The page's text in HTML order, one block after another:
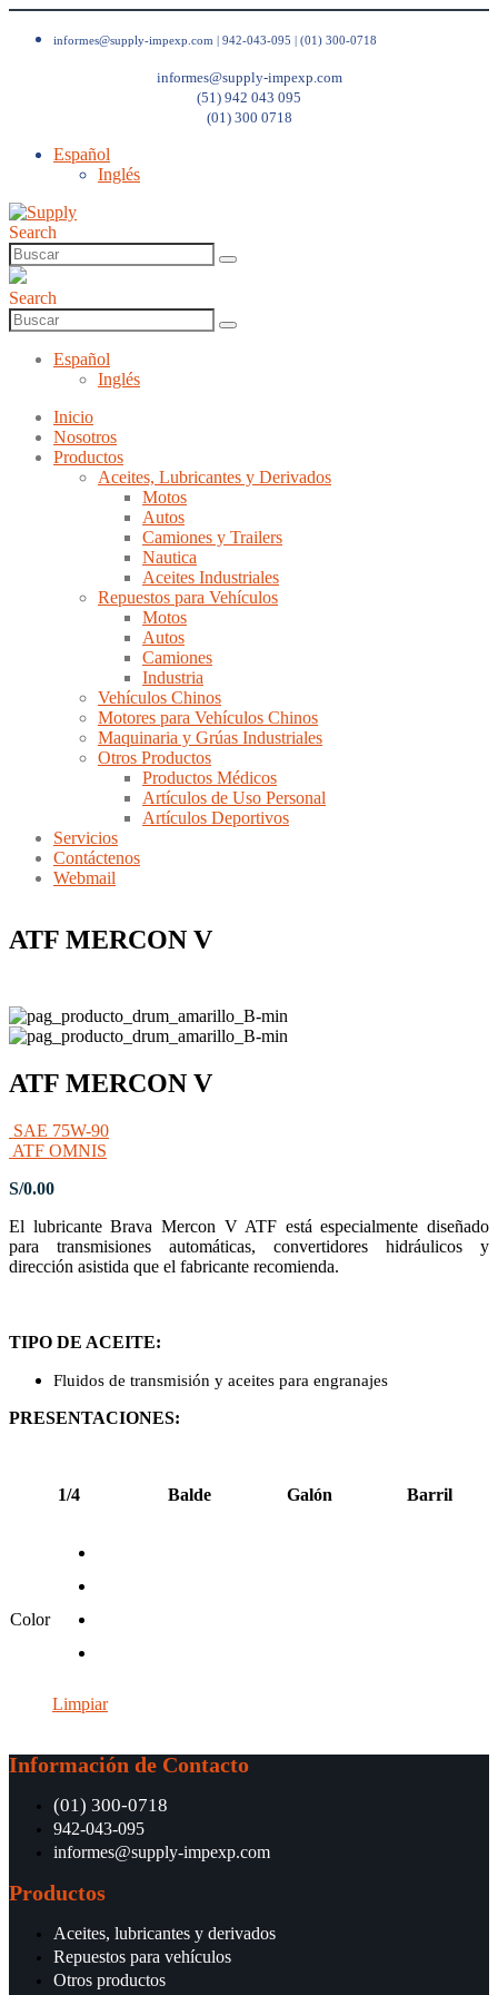
informes@supply-impexp.com | 942-043-095 | (01) 300-0718
informes@supply-impexp.com
(51) 942 043 095
(01) 300 0718
Español
Inglés
Search
Search
Español
Inglés
Inicio
Nosotros
Productos
Aceites, Lubricantes y Derivados
Motos
Autos
Camiones y Trailers
Nautica
Aceites Industriales
Repuestos para Vehículos
Motos
Autos
Camiones
Industria
Vehículos Chinos
Motores para Vehículos Chinos
Maquinaria y Grúas Industriales
Otros Productos
Productos Médicos
Artículos de Uso Personal
Artículos Deportivos
Servicios
Contáctenos
Webmail
ATF MERCON V
ATF MERCON V
SAE 75W-90
ATF OMNIS
S/0.00
El lubricante Brava Mercon V ATF está especialmente diseñado
para transmisiones automáticas, convertidores hidráulicos y
dirección asistida que el fabricante recomienda.
TIPO DE ACEITE:
Fluidos de transmisión y aceites para engranajes
PRESENTACIONES:
1/4 Balde Galón Barril
Color
Limpiar
Información de Contacto
(01) 300-0718
942-043-095
informes@supply-impexp.com
Productos
Aceites, lubricantes y derivados
Repuestos para vehículos
Otros productos